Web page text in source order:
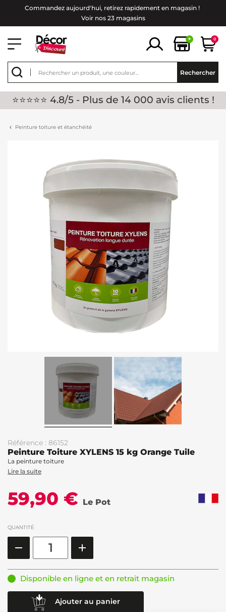
Commandez aujourd'hui, retirez rapidement en magasin !
Voir nos 23 magasins
+ 0
Rechercher
⭐⭐⭐⭐⭐ 4.8/5 - Plus de 14 000 avis clients !
Peinture toiture et étanchéité
Référence : 86152
Peinture Toiture XYLENS 15 kg Orange Tuile
La peinture toiture
Lire la suite
59,90 € Le Pot
QUANTITÉ
Disponible en ligne et en retrait magasin
Ajouter au panier